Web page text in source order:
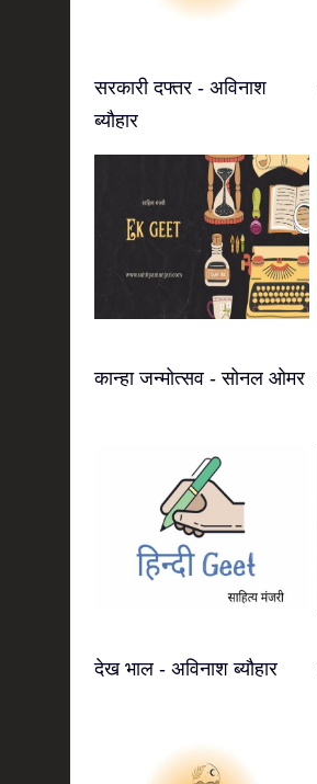
सरकारी दफ्तर - अविनाश
ब्यौहार
कान्हा जन्मोत्सव - सोनल ओमर
देख भाल - अविनाश ब्यौहार